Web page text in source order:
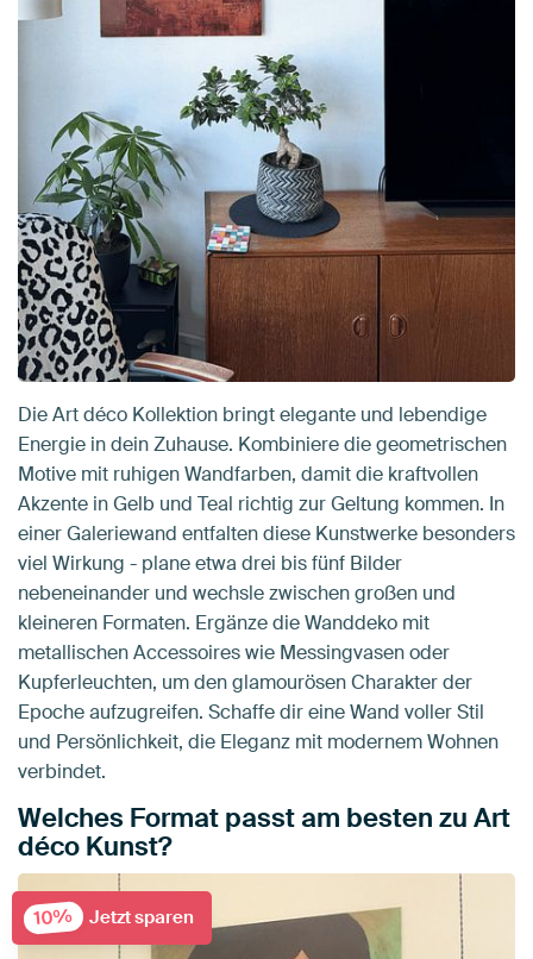
Die Art déco Kollektion bringt elegante und lebendige
Energie in dein Zuhause. Kombiniere die geometrischen
Motive mit ruhigen Wandfarben, damit die kraftvollen
Akzente in Gelb und Teal richtig zur Geltung kommen. In
einer Galeriewand entfalten diese Kunstwerke besonders
viel Wirkung - plane etwa drei bis fünf Bilder
nebeneinander und wechsle zwischen großen und
kleineren Formaten. Ergänze die Wanddeko mit
metallischen Accessoires wie Messingvasen oder
Kupferleuchten, um den glamourösen Charakter der
Epoche aufzugreifen. Schaffe dir eine Wand voller Stil
und Persönlichkeit, die Eleganz mit modernem Wohnen
verbindet.
Welches Format passt am besten zu Art
déco Kunst?
10% Jetzt sparen